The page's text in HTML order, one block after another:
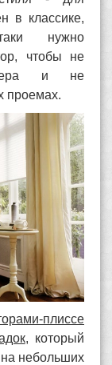
в классике,
нужно
чтобы не
и не
проемах.
плиссе
, который
небольших